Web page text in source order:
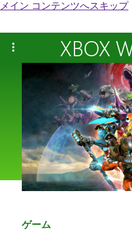
メイン コンテンツへスキップ
XBOX
カ
ゲーム